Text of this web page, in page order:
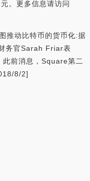
。更多信息请访问
推动比特币的货币化:据
务官Sarah Friar表
此前消息，Square第二
8/2]